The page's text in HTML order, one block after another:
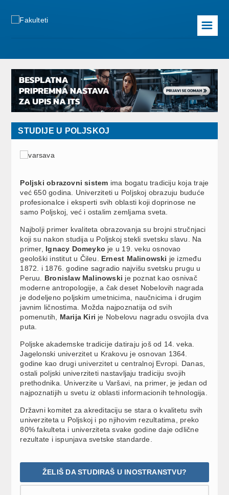
☰
STUDIJE U POLJSKOJ
Poljski obrazovni sistem ima bogatu tradiciju koja traje
već 650 godina. Univerziteti u Poljskoj obrazuju buduće
profesionalce i eksperti svih oblasti koji doprinose ne
samo Poljskoj, već i ostalim zemljama sveta.
Najbolji primer kvaliteta obrazovanja su brojni stručnjaci
koji su nakon studija u Poljskoj stekli svetsku slavu. Na
primer, Ignacy Domeyko je u 19. veku osnovao
geološki institut u Čileu. Ernest Malinowski je između
1872. i 1876. godine sagradio najvišu svetsku prugu u
Peruu. Bronislaw Malinowski je poznat kao osnivač
moderne antropologije, a čak deset Nobelovih nagrada
je dodeljeno poljskim umetnicima, naučnicima i drugim
javnim ličnostima. Možda najpoznatija od svih
pomenutih, Marija Kiri je Nobelovu nagradu osvojila dva
puta.
Poljske akademske tradicije datiraju još od 14. veka.
Jagelonski univerzitet u Krakovu je osnovan 1364.
godine kao drugi univerzitet u centralnoj Evropi. Danas,
ostali poljski univerziteti nastavljaju tradiciju svojih
prethodnika. Univerzite u Varšavi, na primer, je jedan od
najpoznatijih u svetu iz oblasti informacionih tehnologija.
Državni komitet za akreditaciju se stara o kvalitetu svih
univerziteta u Poljskoj i po njihovim rezultatima, preko
80% fakulteta i univerziteta svake godine daje odlične
rezultate i ispunjava svetske standarde.
ŽELIŠ DA STUDIRAŠ U INOSTRANSTVU?